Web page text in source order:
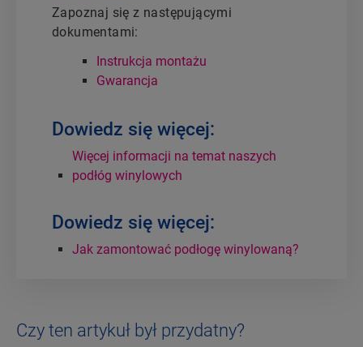
Zapoznaj się z następującymi
dokumentami:
Instrukcja montażu
Gwarancja
Dowiedz się więcej:
Więcej informacji na temat naszych
podłóg winylowych
Dowiedz się więcej:
Jak zamontować podłogę winylowaną?
Czy ten artykuł był przydatny?